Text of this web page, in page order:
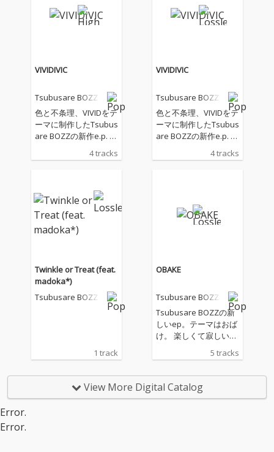
ージックに落とし込ん
だ。 踊れて、思わず笑
ージックに落とし込ん
だ。 踊れて、思わず笑
VIVIDIVIC
Tsubusare BOZZ
色と不条理、VIVIDをテ
ーマに制作したTsubus
are BOZZの新作e.p. ア
ニメーターの森ノ爺ヴ
ォーカリストmadoka*
guitar:Tsubusare BOZ
Z vocal & piano:mado
ka* artwork:森ノ爺
4 tracks
VIVIDIVIC
Tsubusare BOZZ
色と不条理、VIVIDをテ
ーマに制作したTsubus
are BOZZの新作e.p. ア
ニメーターの森ノ爺ヴ
ォーカリストmadoka*
Z vocal & piano:mado
ka* artwork:森ノ爺
4 tracks
Twinkle or Treat (feat.
madoka*)
Tsubusare BOZZ
1 track
OBAKE
Tsubusare BOZZ
Tsubusare BOZZの新
しいep。テーマはおば
け。 楽しくて寂しい、
ちょっと怖い。 嘘つき
メリーゴーラウンドで
a*とタッグを組んで新
しい世界観を構築。
5 tracks
View More Digital Catalog
Error.
Error.